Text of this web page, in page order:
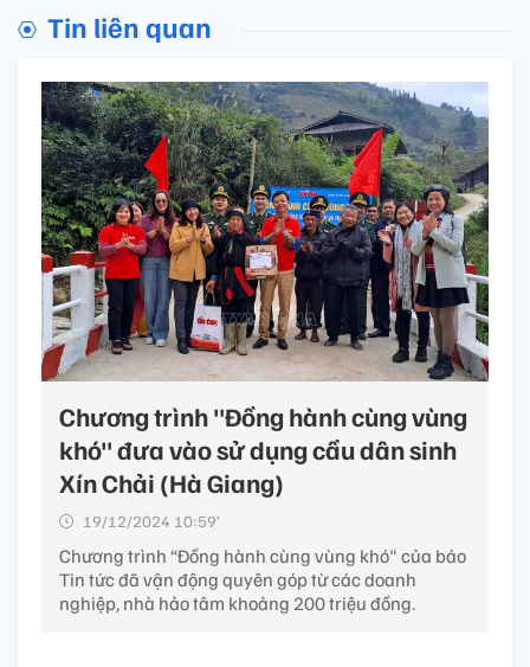
Tin liên quan
Chương trình "Đồng hành cùng vùng
khó" đưa vào sử dụng cầu dân sinh
Xín Chải (Hà Giang)
19/12/2024 10:59’
Chương trình “Đồng hành cùng vùng khó" của báo
Tin tức đã vận động quyên góp từ các doanh
nghiệp, nhà hảo tâm khoảng 200 triệu đồng.